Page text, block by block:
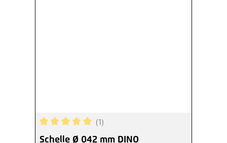
Durchschnittliche Bewertung von 5 von 5
(1)
Schelle Ø 042 mm DINO